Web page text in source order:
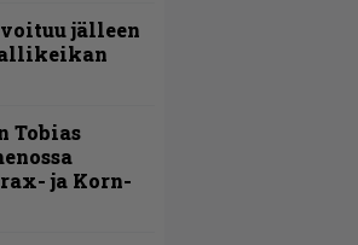
jälleen
Tobias
ja Korn-